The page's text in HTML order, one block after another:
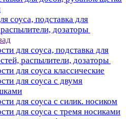
соуса, подставка для
дозаторы
для соуса, подставка для
распылители, дозаторы
для соуса классические
для соуса с двумя
для соуса с силик. носиком
для соуса с тремя носиками